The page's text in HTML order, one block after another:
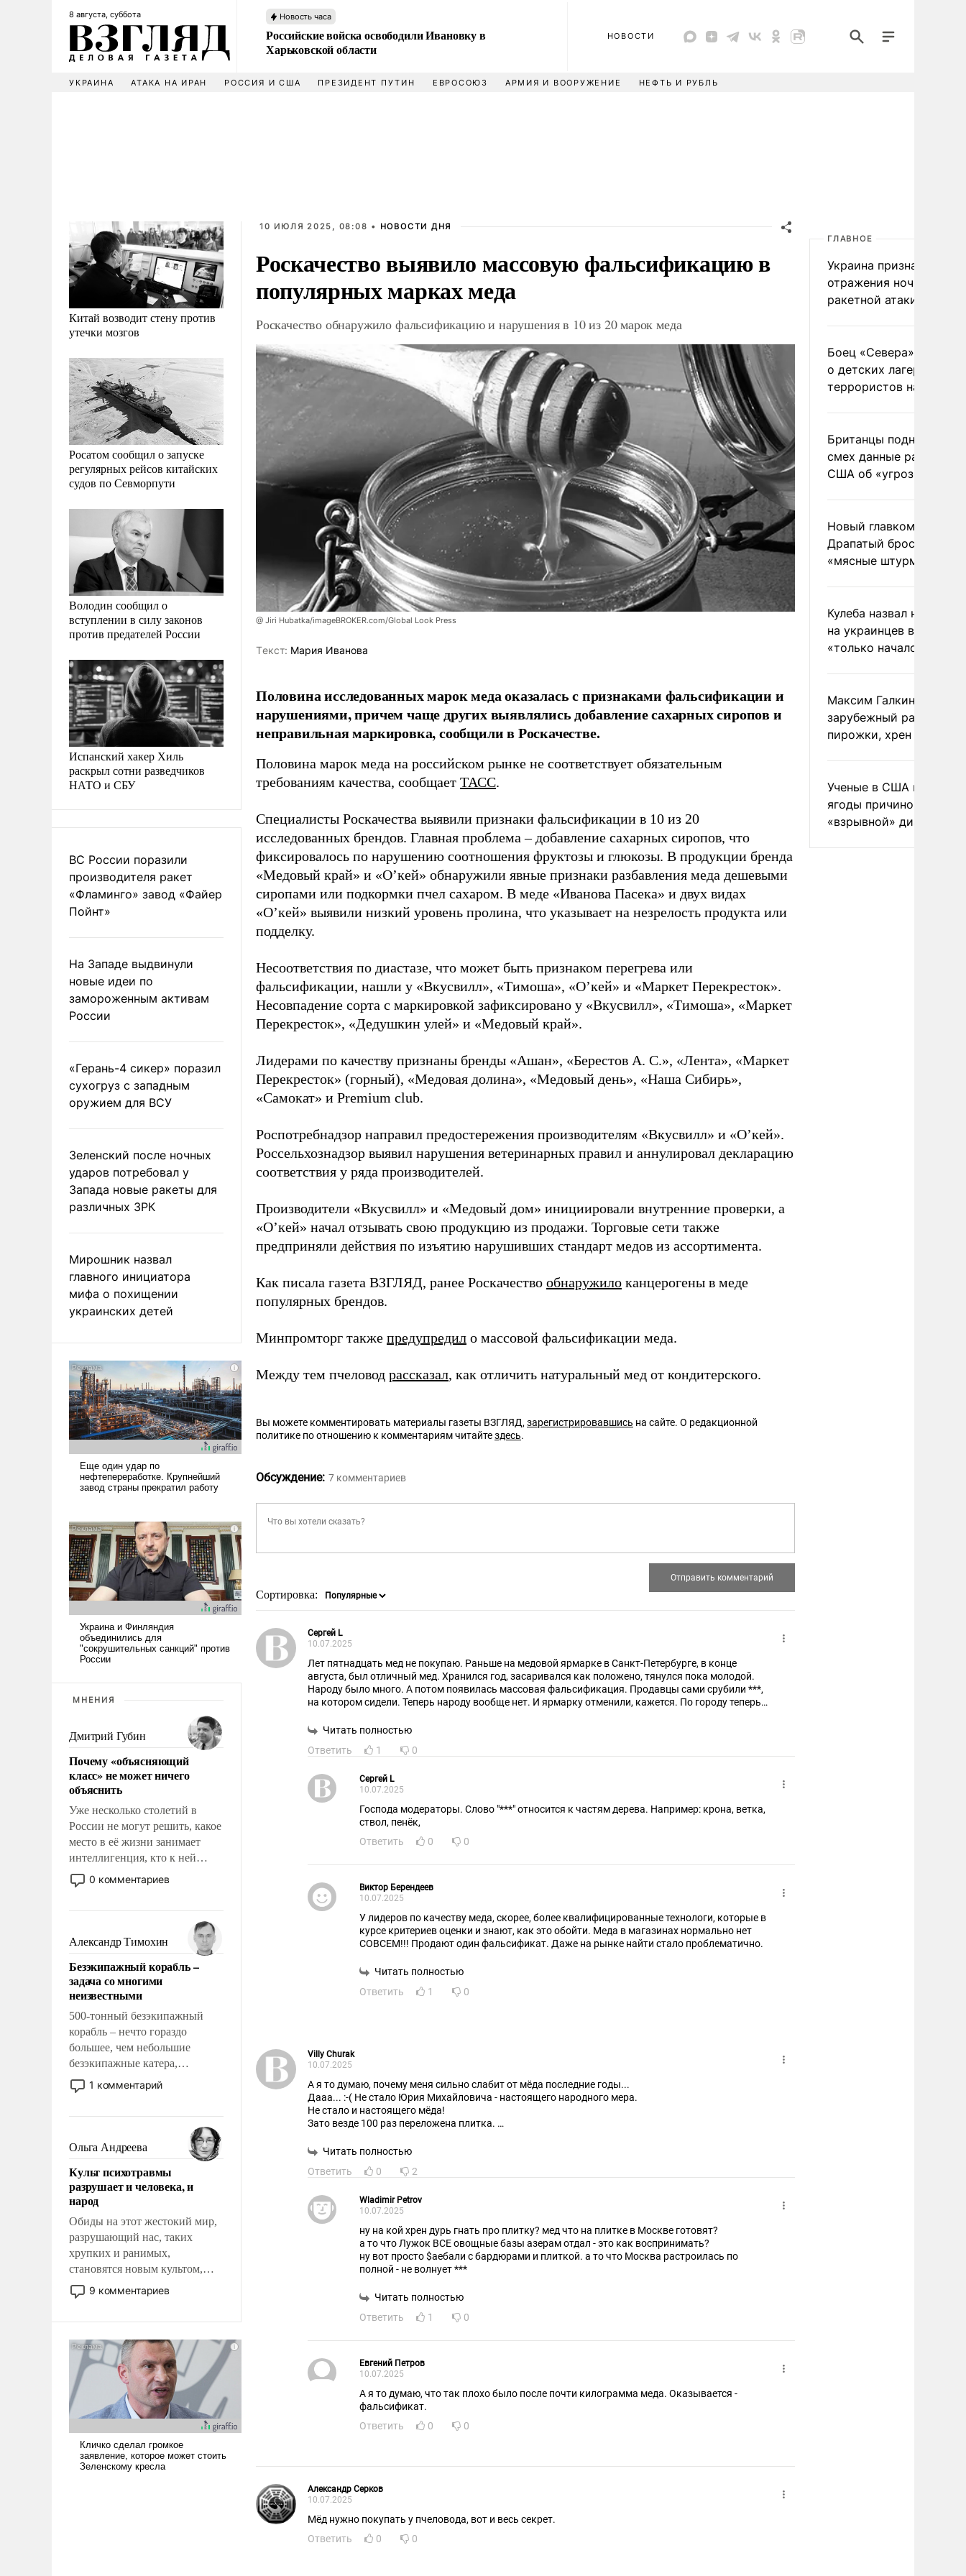
8 августа, суббота Новость часа
Российские войска освободили Ивановку в
Харьковской области
НОВОСТИ
УКРАИНА АТАКА НА ИРАН РОССИЯ И США ПРЕЗИДЕНТ ПУТИН ЕВРОСОЮЗ АРМИЯ И ВООРУЖЕНИЕ НЕФТЬ И РУБЛЬ
Китай возводит стену против
утечки мозгов
Росатом сообщил о запуске
регулярных рейсов китайских
судов по Севморпути
Володин сообщил о
вступлении в силу законов
против предателей России
Испанский хакер Хиль
раскрыл сотни разведчиков
НАТО и СБУ
ВС России поразили
производителя ракет
«Фламинго» завод «Файер
Пойнт»
На Западе выдвинули
новые идеи по
замороженным активам
России
«Герань-4 сикер» поразил
сухогруз с западным
оружием для ВСУ
Зеленский после ночных
ударов потребовал у
Запада новые ракеты для
различных ЗРК
Мирошник назвал
главного инициатора
мифа о похищении
украинских детей
МНЕНИЯ
Дмитрий Губин
Почему «объясняющий
класс» не может ничего
объяснить
Уже несколько столетий в
России не могут решить, какое
место в её жизни занимает
интеллигенция, кто к ней
принадлежит, а кого из неё
исключили с правом
чем она отличается от просто
образованных людей. Иногда
казалось, что эти вопросы
решены раз и навсегда, но –
нет, не решены.
0 комментариев
Александр Тимохин
Безэкипажный корабль –
задача со многими
неизвестными
500-тонный безэкипажный
корабль – нечто гораздо
большее, чем небольшие
безэкипажные катера,
применение которых уже
стало обыденностью. Задача по
сложна и амбициозна. Однако
и ее реализация радикально
поднимет наши боевые
возможности.
1 комментарий
Ольга Андреева
Культ психотравмы
разрушает и человека, и
народ
Обиды на этот жестокий мир,
разрушающий нас, таких
хрупких и ранимых,
становятся новым культом,
постепенно вытесняя и
отменяя традиционное
ударами судьбы, брать на себя
ответственность, помогать
слабым, идти вперед и
адаптироваться.
9 комментариев
10 ИЮЛЯ 2025, 08:08 • НОВОСТИ ДНЯ
Роскачество выявило массовую фальсификацию в
популярных марках меда
Роскачество обнаружило фальсификацию и нарушения в 10 из 20 марок меда
@ Jiri Hubatka/imageBROKER.com/Global Look Press
Tекст: Мария Иванова
Половина исследованных марок меда оказалась с признаками фальсификации и
нарушениями, причем чаще других выявлялись добавление сахарных сиропов и
неправильная маркировка, сообщили в Роскачестве.
Половина марок меда на российском рынке не соответствует обязательным
требованиям качества, сообщает ТАСС.
Специалисты Роскачества выявили признаки фальсификации в 10 из 20
исследованных брендов. Главная проблема – добавление сахарных сиропов, что
фиксировалось по нарушению соотношения фруктозы и глюкозы. В продукции бренда
«Медовый край» и «О’кей» обнаружили явные признаки разбавления меда дешевыми
сиропами или подкормки пчел сахаром. В меде «Иванова Пасека» и двух видах
«О’кей» выявили низкий уровень пролина, что указывает на незрелость продукта или
подделку.
Несоответствия по диастазе, что может быть признаком перегрева или
фальсификации, нашли у «Вкусвилл», «Тимоша», «О’кей» и «Маркет Перекресток».
Несовпадение сорта с маркировкой зафиксировано у «Вкусвилл», «Тимоша», «Маркет
Перекресток», «Дедушкин улей» и «Медовый край».
Лидерами по качеству признаны бренды «Ашан», «Берестов А. С.», «Лента», «Маркет
Перекресток» (горный), «Медовая долина», «Медовый день», «Наша Сибирь»,
«Самокат» и Premium club.
Роспотребнадзор направил предостережения производителям «Вкусвилл» и «О’кей».
Россельхознадзор выявил нарушения ветеринарных правил и аннулировал декларацию
соответствия у ряда производителей.
Производители «Вкусвилл» и «Медовый дом» инициировали внутренние проверки, а
«О’кей» начал отзывать свою продукцию из продажи. Торговые сети также
предприняли действия по изъятию нарушивших стандарт медов из ассортимента.
Как писала газета ВЗГЛЯД, ранее Роскачество обнаружило канцерогены в меде
популярных брендов.
Минпромторг также предупредил о массовой фальсификации меда.
Между тем пчеловод рассказал, как отличить натуральный мед от кондитерского.
Вы можете комментировать материалы газеты ВЗГЛЯД,зарегистрировавшись на сайте. О редакционной
политике по отношению к комментариям читайтездесь.
Обсуждение: 7 комментариев
Сортировка:
Сергей L
10.07.2025
Лет пятнадцать мед не покупаю. Раньше на медовой ярмарке в Санкт-Петербурге, в конце
августа, был отличный мед. Хранился год, засаривался как положено, тянулся пока молодой.
Народу было много. А потом появилась массовая фальсификация. Продавцы сами срубили ***,
на котором сидели. Теперь народу вообще нет. И ярмарку отменили, кажется. По городу теперь
Читать полностью
Ответить
1 0
Сергей L
10.07.2025
Господа модераторы. Слово "***" относится к частям дерева. Например: крона, ветка,
ствол, пенёк,
Ответить
0 0
Виктор Берендеев
10.07.2025
У лидеров по качеству меда, скорее, более квалифицированные технологи, которые в
курсе критериев оценки и знают, как это обойти. Меда в магазинах нормально нет
СОВСЕМ!!! Продают один фальсификат. Даже на рынке найти стало проблематично.
Читать полностью
Ответить
1 0
Villy Churak
10.07.2025
А я то думаю, почему меня сильно слабит от мёда последние годы...
Дааа... :-( Не стало Юрия Михайловича - настоящего народного мера.
Не стало и настоящего мёда!
Зато везде 100 раз переложена плитка.
Извините, я про Москву.
Читать полностью
Ответить
0 2
Wladimir Petrov
10.07.2025
ну на кой хрен дурь гнать про плитку? мед что на плитке в Москве готовят?
а то что Лужок ВСЕ овощные базы азерам отдал - это как воспринимать?
ну вот просто $аебали с бардюрами и плиткой. а то что Москва растроилась по
полной - не волнует ***
Читать полностью
Ответить
1 0
Евгений Петров
10.07.2025
А я то думаю, что так плохо было после почти килограмма меда. Оказывается -
фальсификат.
Ответить
0 0
Александр Серков
10.07.2025
Мёд нужно покупать у пчеловода, вот и весь секрет.
Ответить
0 0
ГЛАВНОЕ
Украина признала
отражения ночной
ракетной атаки
Боец «Севера»
о детских лагерях
террористов на
Британцы подняли на
смех данные разведки
США об «угрозе
Новый главком ВСУ
Драпатый бросил
«мясные штурмы»
Кулеба назвал
на украинцев в Польше
«только началом»
Максим Галкин
зарубежный райдер
пирожки, хрен и морс
Ученые в США назвали
ягоды причиной
«взрывной» диареи